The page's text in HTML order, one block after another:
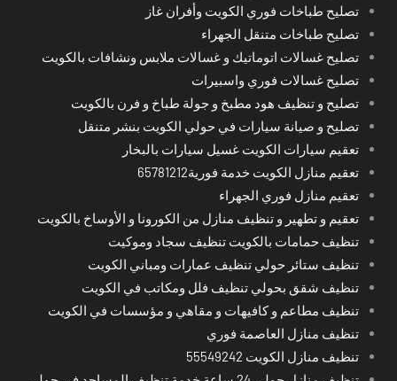
تصليح طباخات فوري الكويت وأفران غاز
تصليح طباخات متنقل الجهراء
تصليح غسالات اتوماتيك و غسالات ملابس ونشافات بالكويت
تصليح غسالات فوري واسبيرات
تصليح و تنظيف هود مطبخ و جولة طباخ و فرن بالكويت
تصليح و صيانة سيارات في حولي الكويت بنشر متنقل
تعقيم سيارات الكويت غسيل سيارات بالبخار
تعقيم منازل الكويت خدمة فورية65781212
تعقيم منازل فوري الجهراء
تعقيم و تطهير و تنظيف منازل من الكورونا و الأوساخ بالكويت
تنظيف حمامات بالكويت تنظيف سجاد وموكيت
تنظيف ستائر حولي تنظيف عمارات ومباني الكويت
تنظيف شقق بحولي تنظيف فلل ومكاتب في الكويت
تنظيف مطاعم و كافيهات و مقاهي و مؤسسات في الكويت
تنظيف منازل العاصمة فوري
تنظيف منازل الكويت 55549242